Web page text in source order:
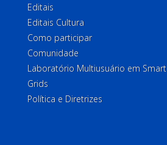
Editais
Editais Cultura
Como participar
Comunidade
Laboratório Multiusuário em Smart
Grids
Política e Diretrizes